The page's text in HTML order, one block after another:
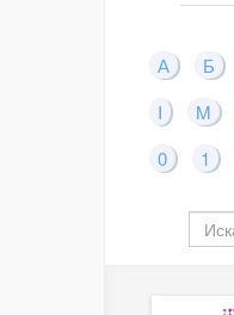
А Б
I
M
0
1